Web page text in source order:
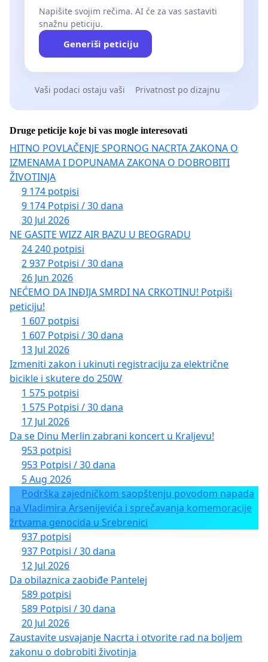
Napišite svojim rečima. AI će za vas sastaviti
snažnu peticiju.
Generiši peticiju
Vaši podaci ostaju vaši Privatnost po dizajnu
Druge peticije koje bi vas mogle interesovati
HITNO POVLAČENJE SPORNOG NACRTA ZAKONA O
IZMENAMA I DOPUNAMA ZAKONA O DOBROBITI
ŽIVOTINJA
9 174 potpisi
9 174 Potpisi / 30 dana
30 Jul 2026
NE GASITE WIZZ AIR BAZU U BEOGRADU
24 240 potpisi
2 937 Potpisi / 30 dana
26 Jun 2026
NEĆEMO DA INĐIJA SMRDI NA CRKOTINU! Potpiši
peticiju!
1 607 potpisi
1 607 Potpisi / 30 dana
13 Jul 2026
Izmeniti zakon i ukinuti registraciju za električne
bicikle i skutere do 250W
1 575 potpisi
1 575 Potpisi / 30 dana
17 Jul 2026
Da se Dinu Merlin zabrani koncert u Kraljevu!
953 potpisi
953 Potpisi / 30 dana
5 Aug 2026
Podrška zajedničkom saopštenju povodom napada
na Vladimira Arsenijevića i sprečavanja komemoracije
žrtvama genocida u Srebrenici
937 potpisi
937 Potpisi / 30 dana
12 Jul 2026
Da obilaznica zaobiđe Pantelej
589 potpisi
589 Potpisi / 30 dana
20 Jul 2026
Zaustavite usvajanje Nacrta i otvorite rad na boljem
zakonu o dobrobiti životinja